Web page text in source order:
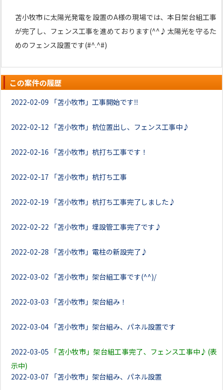
苫小牧市に太陽光発電を設置のA様の現場では、本日架台組工事
が完了し、フェンス工事を進めております(^^♪太陽光を守るた
めのフェンス設置です(#^.^#)
この案件の履歴
2022-02-09 「苫小牧市」工事開始です‼
2022-02-12 「苫小牧市」杭位置出し、フェンス工事中♪
2022-02-16 「苫小牧市」杭打ち工事です！
2022-02-17 「苫小牧市」杭打ち工事
2022-02-19 「苫小牧市」杭打ち工事完了しました♪
2022-02-22 「苫小牧市」埋設管工事完了です♪
2022-02-28 「苫小牧市」電柱の新設完了♪
2022-03-02 「苫小牧市」架台組工事です(^^)/
2022-03-03 「苫小牧市」架台組み！
2022-03-04 「苫小牧市」架台組み、パネル設置です
2022-03-05
「苫小牧市」架台組工事完了、フェンス工事中♪(表
示中)
2022-03-07
「苫小牧市」架台組み、パネル設置